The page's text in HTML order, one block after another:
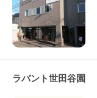
ラバント世田谷園